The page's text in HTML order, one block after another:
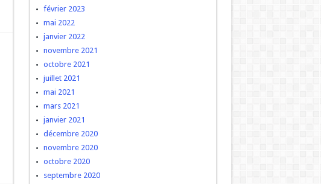
février 2023
mai 2022
janvier 2022
novembre 2021
octobre 2021
juillet 2021
mai 2021
mars 2021
janvier 2021
décembre 2020
novembre 2020
octobre 2020
septembre 2020